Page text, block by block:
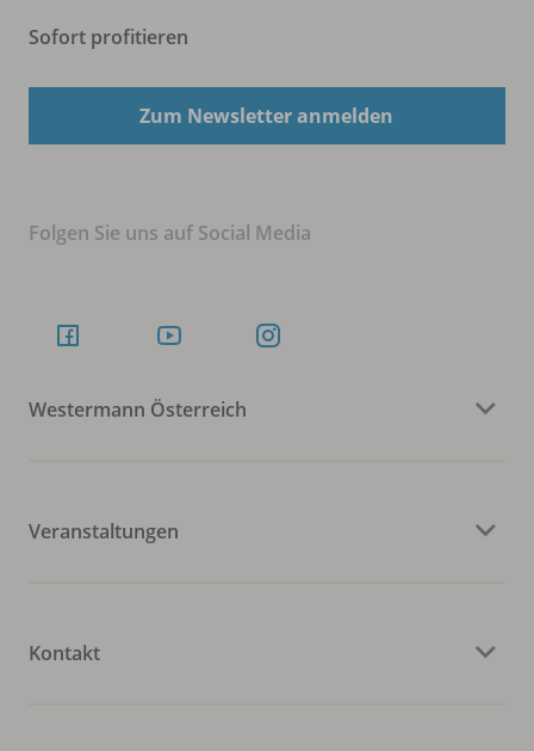
Sofort profitieren
Zum Newsletter anmelden
Folgen Sie uns auf Social Media
Westermann Österreich
Veranstaltungen
Kontakt